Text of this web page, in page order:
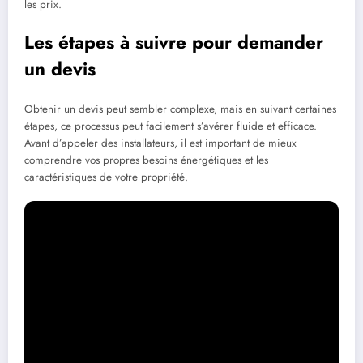
les prix.
Les étapes à suivre pour demander
un devis
Obtenir un devis peut sembler complexe, mais en suivant certaines
étapes, ce processus peut facilement s’avérer fluide et efficace.
Avant d’appeler des installateurs, il est important de mieux
comprendre vos propres besoins énergétiques et les
caractéristiques de votre propriété.